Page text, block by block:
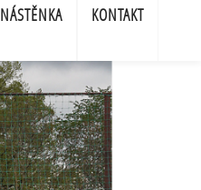
NÁSTĚNKA KONTAKT